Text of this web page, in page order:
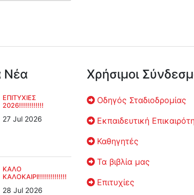
Νέα
ΕΠΙΤΥΧΙΕΣ
2026!!!!!!!!!!!!
27 Jul 2026
ΚΑΛΟ
ΚΑΛΟΚΑΙΡΙ!!!!!!!!!!!!!!
28 Jul 2026
Χρήσιμοι
Οδηγός Σταδιοδρομίας
Εκπαιδευτική
Καθηγητές
Τα βιβλία μας
Επιτυχίες